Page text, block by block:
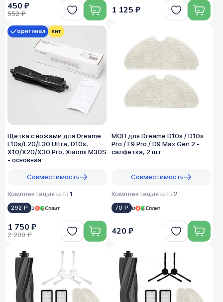
450 ₽
552 ₽ 1 125 ₽
Щетка с ножами для Dreame
L10s/L20/L30 Ultra, D10s,
X10/X20/X30 Pro, Xiaomi M30S
- основная
Совместимость
Комплектация шт.: 1
292 ₽ в
оригинал хит
1 750 ₽
2 200 ₽
МОП для Dreame D10s / D10s
Pro / F9 Pro / D9 Max Gen 2 -
салфетка, 2 шт
Совместимость
Комплектация шт.: 2
70 ₽ в
420 ₽